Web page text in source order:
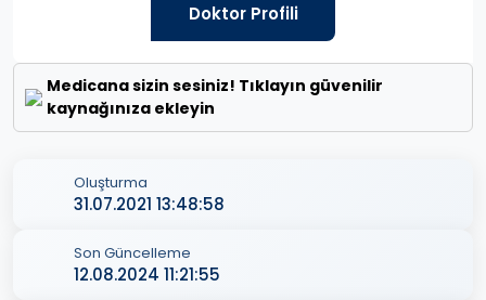
Doktor Profili
Medicana sizin sesiniz! Tıklayın güvenilir
kaynağınıza ekleyin
Oluşturma
31.07.2021 13:48:58
Son Güncelleme
12.08.2024 11:21:55